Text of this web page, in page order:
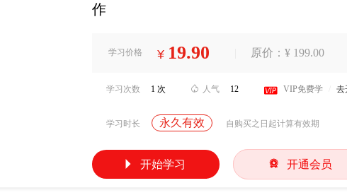
作
学习价格 ¥ 19.90 原价：¥ 199.00
学习次数 1 次  人气 12  VIP免费学 去
学习时长 永久有效 自购买之日起计算有效期
 开始学习  开通会员